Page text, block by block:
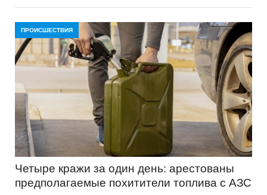
ПРОИСШЕСТВИЯ
Четыре кражи за один день: арестованы
предполагаемые похитители топлива с АЗС